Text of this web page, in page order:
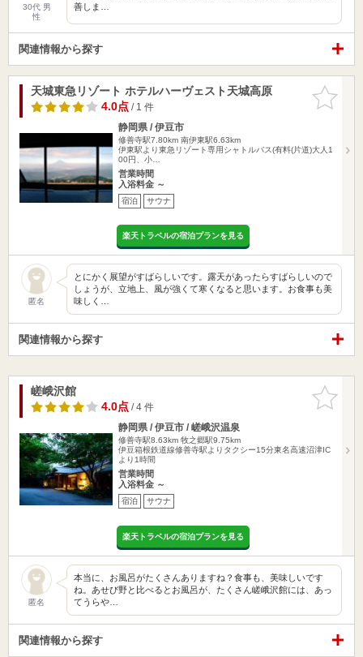
30代 男
性
善しま…
関連情報から探す
お気に入
りに追加
天城東急リゾート ホテルハーヴェスト天城高原
4.0点/ 1 件
静岡県 / 伊豆市
修善寺駅7.80km 南伊東駅6.63km
伊東駅より東急リゾート専用シャトルバス(有料(片道)大人1
00円、小…
営業時間
入浴料金 ～
宿泊 サウナ
楽天トラベルの宿泊プランを見る
匿名
とにかく展望がすばらしいです。露天があったらすばらしいので
しょうが、立地上、風が強くて寒くなると思います。お食事も美
味しく…
関連情報から探す
お気に入
りに追加
嵯峨沢館
4.0点/ 4 件
静岡県 / 伊豆市 / 嵯峨沢温泉
修善寺駅8.63km 牧之郷駅9.75km
伊豆箱根鉄道線修善寺駅よりタクシー15分東名高速沼津IC
より1時間
営業時間
入浴料金 ～
宿泊 サウナ
楽天トラベルの宿泊プランを見る
匿名
本当に、お風呂がたくさんありますね？食事も、美味しいです
ね。あせび野と比べるとお風呂が、たくさん嵯峨沢館には、あっ
てうらや…
関連情報から探す